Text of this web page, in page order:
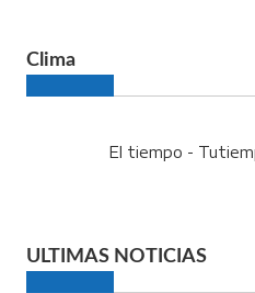
Clima
El tiempo -
ULTIMAS NOTICIAS